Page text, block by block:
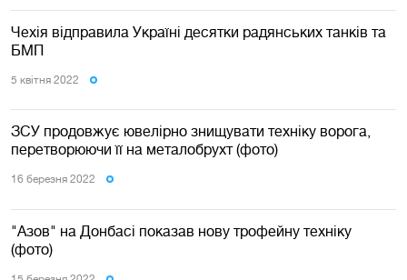
Чехія відправила Україні десятки радянських танків та
БМП
5 квiтня 2022
ЗСУ продовжує ювелірно знищувати техніку ворога,
перетворюючи її на металобрухт (фото)
16 березня 2022
"Азов" на Донбасі показав нову трофейну техніку
(фото)